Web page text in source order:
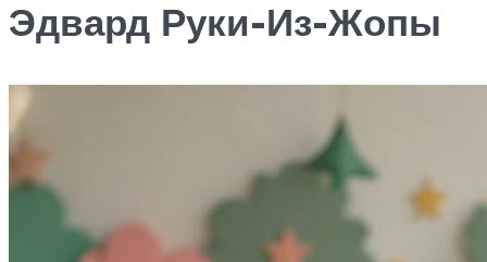
Эдвард Руки-Из-Жопы